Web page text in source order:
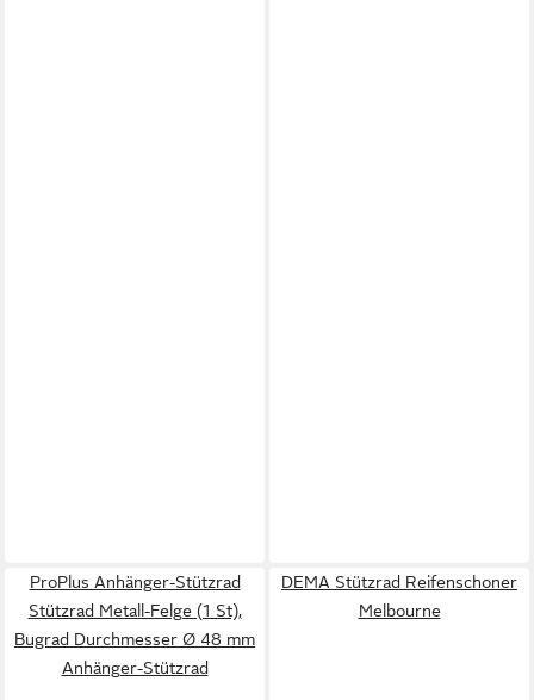
ProPlus Anhänger-Stützrad
Stützrad Metall-Felge (1 St),
Bugrad Durchmesser Ø 48 mm
Anhänger-Stützrad
DEMA Stützrad Reifenschoner
Melbourne